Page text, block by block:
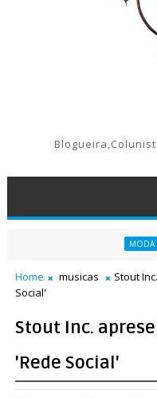
Home musicas
Stout
Social'
Stout Inc.
'Rede Social'